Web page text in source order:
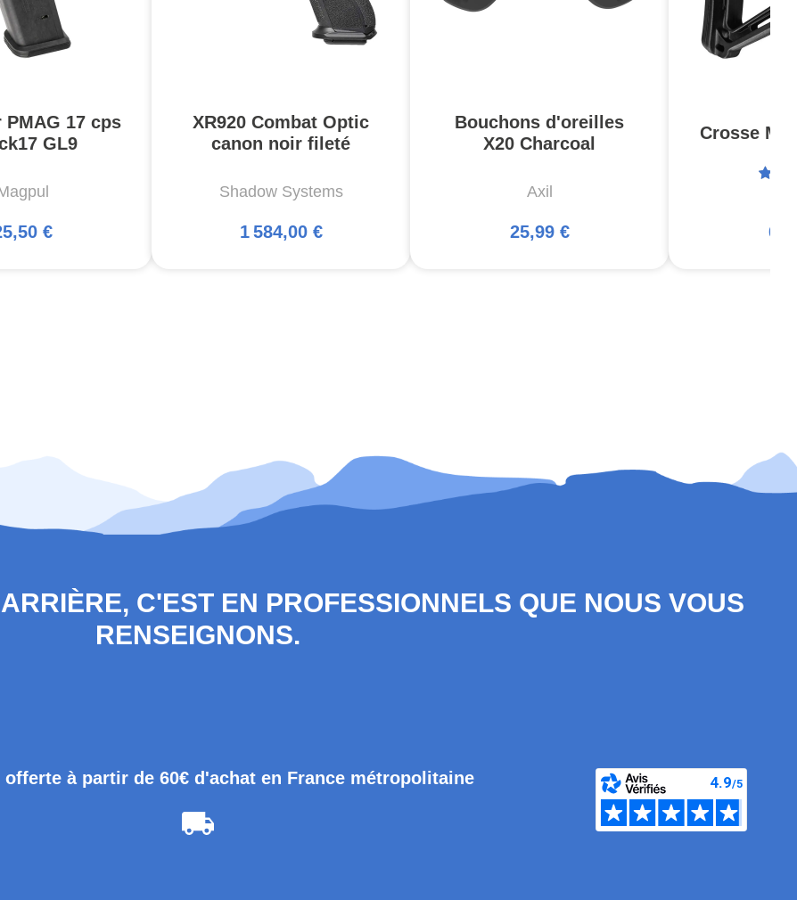
PMAG 17 cps
GL9
€
XR920 Combat Optic
canon noir fileté
Shadow Systems
1 584,00 €
Bouchons d'oreilles
X20 Charcoal
Axil
25,99 €
Crosse
C'EST EN PROFESSIONNELS QUE NOUS VOUS
RENSEIGNONS.
à partir de 60€ d'achat en France métropolitaine